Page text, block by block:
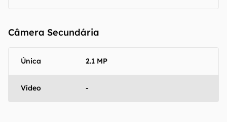
Câmera Secundária
Única 2.1 MP
Vídeo -